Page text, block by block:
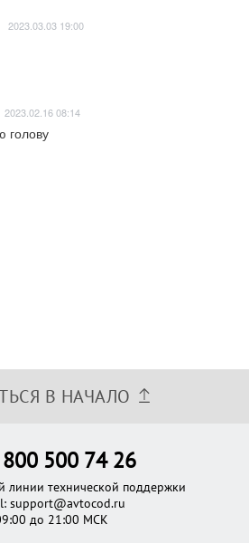
2023.03.03 19:00
2023.02.16 08:14
голову
В НАЧАЛО
500 74 26
линии технической поддержки
support@avtocod.ru
до 21:00 МСК